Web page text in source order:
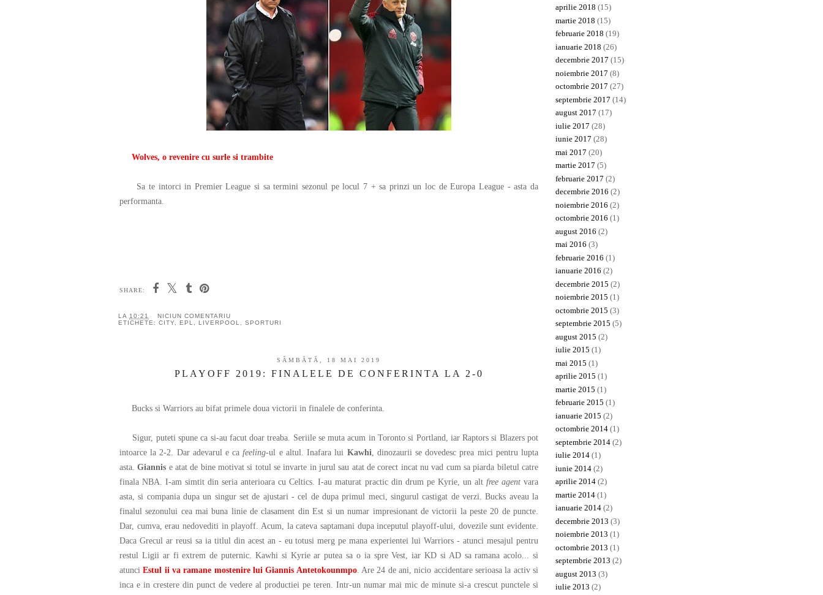
Wolves, o revenire cu surle si trambite
Sa te intorci in Premier League si sa termini sezonul pe locul 7 + sa prinzi un loc de Europa League - asta da
performanta.
SHARE:
LA 10:21
NICIUN COMENTARIU
ETICHETE: CITY EPL LIVERPOOL SPORTURI
SÂMBĂTĂ, 18 MAI 2019
PLAYOFF 2019: FINALELE DE CONFERINTA LA 2-0
Bucks si Warriors au bifat primele doua victorii in finalele de conferinta.
Sigur, puteti spune ca si-au facut doar treaba. Seriile se muta acum in Toronto si Portland, iar Raptors si Blazers pot
intoarce la 2-2. Dar adevarul e cafeeling-ul e altul. Inafara lui Kawhi, dinozaurii se dovedesc prea mici pentru lupta
asta.Giannis e atat de bine motivat si totul se invarte in jurul sau atat de corect incat nu vad cum sa piarda biletul catre
finala NBA. I-am simtit din seria anterioara cu Celtics. I-au maturat practic din drum pe Kyrie, un alt free agentvara
asta, si compania dupa un singur set de ajustari - cel de dupa primul meci, singurul castigat de verzi. Bucks aveau la
finalul sezonului cea mai buna linie de clasament din Est si un numar impresionant de victorii la peste 20 de puncte.
Dar, cumva, erau nedovediti in playoff. Acum, la cateva saptamani dupa inceputul playoff-ului, dovezile sunt evidente.
Daca Grecul ar reusi sa ia titlul din acest an - eu totusi merg pe mana experientei lui Warriors - atunci mesajul pentru
restul Ligii ar fi extrem de puternic. Kawhi si Kyrie ar putea sa o ia spre Vest, iar KD si AD sa ramana acolo... si
atunciEstul ii va ramane mostenire lui Giannis Antetokounmpo. Are 24 de ani, nicio accidentare serioasa la activ si
inca e in crestere din punct de vedere al productiei pe teren. Intr-un numar mai mic de minute si-a crescut punctele si
aprilie 2018 (15)
martie 2018 (15)
februarie 2018 (19)
ianuarie 2018 (26)
decembrie 2017 (15)
noiembrie 2017 (8)
octombrie 2017 (27)
septembrie 2017 (14)
august 2017 (17)
iulie 2017 (28)
iunie 2017 (28)
mai 2017 (20)
martie 2017 (5)
februarie 2017 (2)
decembrie 2016 (2)
noiembrie 2016 (2)
octombrie 2016 (1)
august 2016 (2)
mai 2016 (3)
februarie 2016 (1)
ianuarie 2016 (2)
decembrie 2015 (2)
noiembrie 2015 (1)
octombrie 2015 (3)
septembrie 2015 (5)
august 2015 (2)
iulie 2015 (1)
mai 2015 (1)
aprilie 2015 (1)
martie 2015 (1)
februarie 2015 (1)
ianuarie 2015 (2)
octombrie 2014 (1)
septembrie 2014 (2)
iulie 2014 (1)
iunie 2014 (2)
aprilie 2014 (2)
martie 2014 (1)
ianuarie 2014 (2)
decembrie 2013 (3)
noiembrie 2013 (1)
octombrie 2013 (1)
septembrie 2013 (2)
august 2013 (3)
iulie 2013 (2)